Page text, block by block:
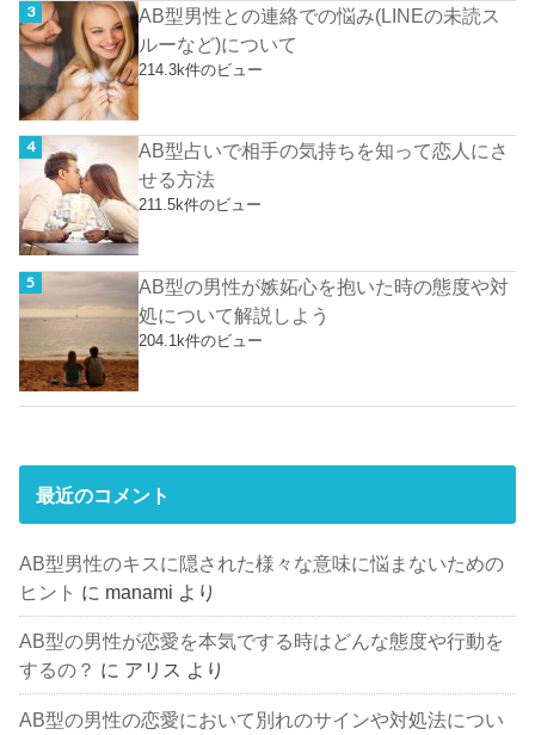
AB型男性との連絡での悩み(LINEの未読ス
ルーなど)について
214.3k件のビュー
AB型占いで相手の気持ちを知って恋人にさ
せる方法
211.5k件のビュー
AB型の男性が嫉妬心を抱いた時の態度や対
処について解説しよう
204.1k件のビュー
最近のコメント
AB型男性のキスに隠された様々な意味に悩まないための
ヒント に manami より
AB型の男性が恋愛を本気でする時はどんな態度や行動を
するの？ に アリス より
AB型の男性の恋愛において別れのサインや対処法につい